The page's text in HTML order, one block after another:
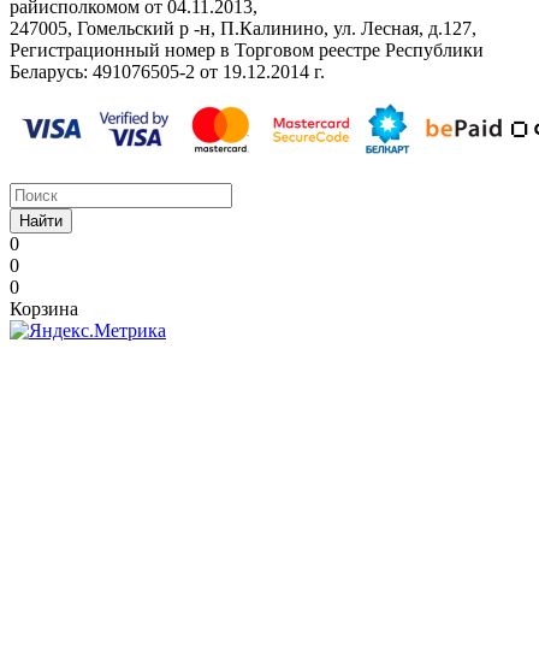
райисполкомом от 04.11.2013,
247005, Гомельский р -н, П.Калинино, ул. Лесная, д.127,
Регистрационный номер в Торговом реестре Республики
Беларусь: ‎491076505-2 от 19.12.2014 г.
Найти
0
0
0
Корзина